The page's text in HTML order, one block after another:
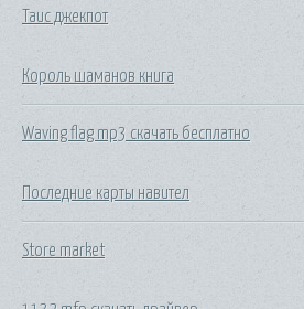
Таис джекпот
Король шаманов книга
Waving flag mp3 скачать бесплатно
Последние карты навител
Store market